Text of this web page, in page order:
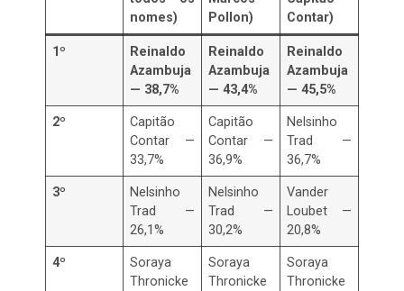
nomes)
Pollon)
Contar)
1º
Reinaldo
Azambuja
— 38,7%
Reinaldo
Azambuja
— 43,4%
Reinaldo
Azambuja
— 45,5%
2º
Capitão
Contar —
33,7%
Capitão
Contar —
36,9%
Nelsinho
Trad —
36,7%
3º
Nelsinho
Trad —
26,1%
Nelsinho
Trad —
30,2%
Vander
Loubet —
20,8%
4º
Soraya
Thronicke
Soraya
Thronicke
Soraya
Thronicke